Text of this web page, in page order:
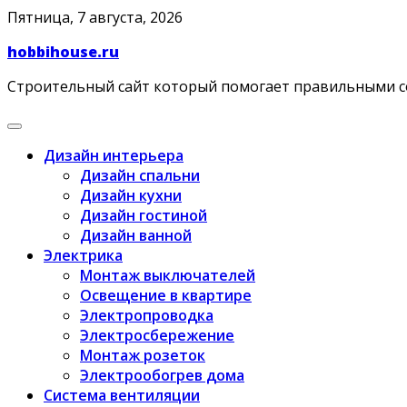
Skip
content
Пятница, 7 августа, 2026
hobbihouse.ru
Строительный сайт который помогает правильными
Дизайн интерьера
Дизайн спальни
Дизайн кухни
Дизайн гостиной
Дизайн ванной
Электрика
Монтаж выключателей
Освещение в квартире
Электропроводка
Электросбережение
Монтаж розеток
Электрообогрев дома
Система вентиляции